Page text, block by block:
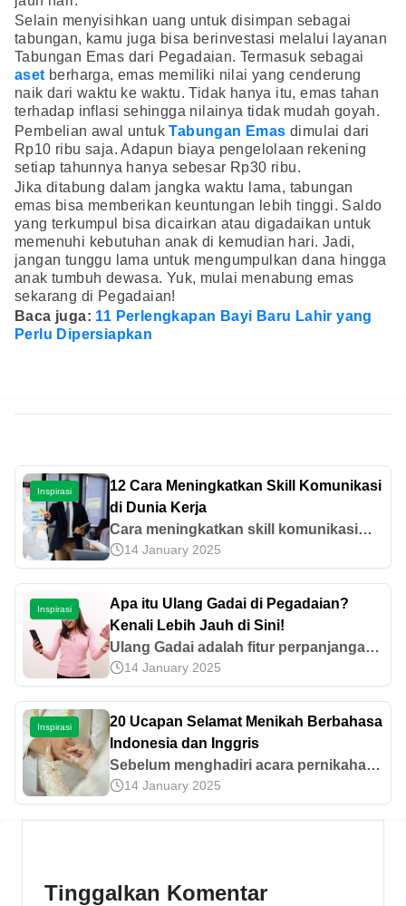
Selain menyisihkan uang untuk disimpan sebagai
tabungan, kamu juga bisa berinvestasi melalui layanan
Tabungan Emas dari Pegadaian. Termasuk sebagai
aset berharga, emas memiliki nilai yang cenderung
naik dari waktu ke waktu. Tidak hanya itu, emas tahan
terhadap inflasi sehingga nilainya tidak mudah goyah.
Pembelian awal untukTabungan Emas dimulai dari
Rp10 ribu saja. Adapun biaya pengelolaan rekening
setiap tahunnya hanya sebesar Rp30 ribu.
Jika ditabung dalam jangka waktu lama, tabungan
emas bisa memberikan keuntungan lebih tinggi. Saldo
yang terkumpul bisa dicairkan atau digadaikan untuk
memenuhi kebutuhan anak di kemudian hari. Jadi,
jangan tunggu lama untuk mengumpulkan dana hingga
anak tumbuh dewasa. Yuk, mulai menabung emas
sekarang di Pegadaian!
Baca juga: 11 Perlengkapan Bayi Baru Lahir yang
Perlu Dipersiapkan
Inspirasi
12 Cara Meningkatkan Skill Komunikasi
di Dunia Kerja
Cara meningkatkan skill komunikasi
dapat dilakukan dengan mendengarkan
aktif, memahami lawan bicara, hingga
konsisten berlatih. Pelajari lebih lanjut
di sini!
14 January 2025
Inspirasi
Apa itu Ulang Gadai di Pegadaian?
Kenali Lebih Jauh di Sini!
Ulang Gadai adalah fitur perpanjangan
gadai yang bisa digunakan untuk
menambah waktu pinjaman. Mari kenali
syarat dan caranya di sini.
14 January 2025
Inspirasi
20 Ucapan Selamat Menikah Berbahasa
Indonesia dan Inggris
Sebelum menghadiri acara pernikahan
saudara atau sahabat terdekat, siapkan
dulu ucapan yang istimewa. Yuk, cari
14 January 2025
Tinggalkan Komentar